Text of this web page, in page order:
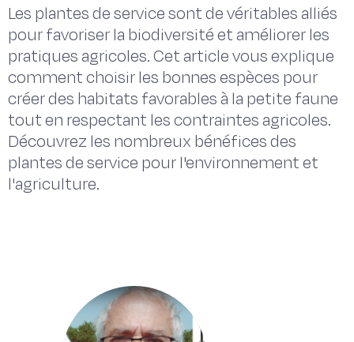
Les plantes de service sont de véritables alliés
pour favoriser la biodiversité et améliorer les
pratiques agricoles. Cet article vous explique
comment choisir les bonnes espèces pour
créer des habitats favorables à la petite faune
tout en respectant les contraintes agricoles.
Découvrez les nombreux bénéfices des
plantes de service pour l'environnement et
l'agriculture.